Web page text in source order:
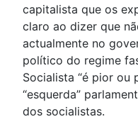
capitalista que os
claro ao dizer que
actualmente no
político do regime
Socialista “é pior ou
“esquerda”
dos socialistas.